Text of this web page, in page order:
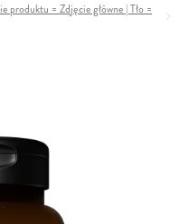
produktu = Zdjęcie główne | Tło =